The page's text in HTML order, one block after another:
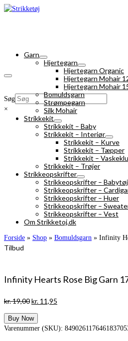
Søg
×
Garn
Hjertegarn
Hjertegarn Organic
Hjertegarn Mohair
Hjertegarn Mohair
Bomuldsgarn
Strømpegarn
Silk Mohair
Strikkekit
Strikkekit – Baby
Strikkekit – Interiør
Strikkekit – Kurve
Strikkekit – Tæpper
Strikkekit –
Strikkekit – Trøjer
Strikkeopskrifter
Strikkeopskrifter – Babytøj
Strikkeopskrifter –
Strikkeopskrifter – Huer
Strikkeopskrifter –
Strikkeopskrifter – Vest
Om Strikketoj.dk
Forside » Shop » Bomuldsgarn » Infinity
Tilbud
Infinity Hearts Rose Big Garn
kr.19,00Den
pris
var:
kr. 11,95
er:
Buy Now
Varenummer (SKU):